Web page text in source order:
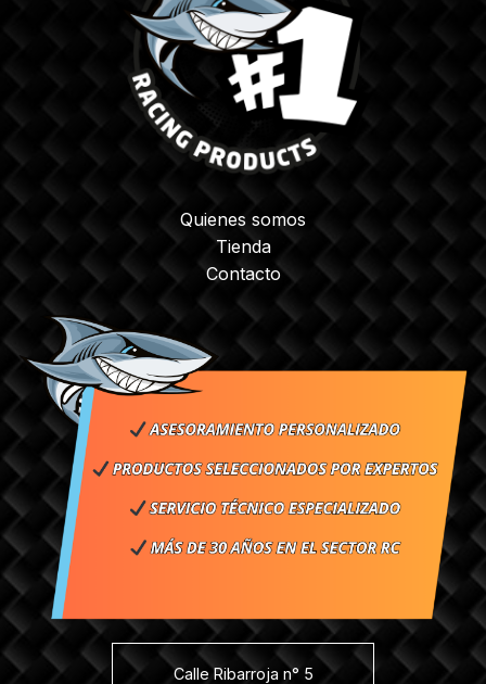
Quienes somos
Tienda
Contacto
Calle Ribarroja n° 5